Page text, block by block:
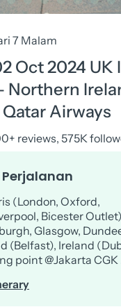
7 Malam
Oct 2024 UK
Northern
Airways
reviews, 575K
(London, Oxford,
Bicester
Glasgow,
(Belfast), Ireland
point @Jakarta CGK